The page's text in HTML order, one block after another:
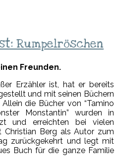
Rumpelröschen
Freunden.
Erzähler ist, hat er bereits
und mit seinen Büchern
die Bücher von “Tamino
Monstantin” wurden in
und erreichten bei vielen
Christian Berg als Autor zum
zurückgekehrt und legt mit
Buch für die ganze Familie